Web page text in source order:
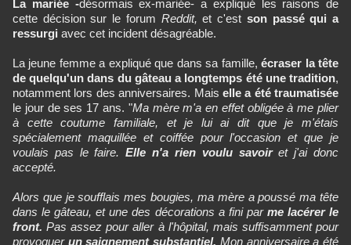
La mariée -désormais ex-mariée- a expliqué les raisons de
cette décision sur le forum Reddit, et c'est son passé qui a
ressurgi avec cet incident désagréable.
La jeune femme a expliqué que dans sa famille,écraser la tête
de quelqu'un dans du gâteau a longtemps été une tradition,
notamment lors des anniversaires. Mais elle a été traumatisée
le jour de ses 17 ans. "Ma mère m'a en effet obligée à me plier
à cette coutume familiale, et je lui ai dit que je m'étais
spécialement maquillée et coiffée pour l'occasion et que je
voulais pas le faire. Elle n'a rien voulu savoiret j'ai donc
accepté.
Alors que je soufflais mes bougies, ma mère a poussé ma tête
dans le gâteau, et une des décorations a fini par me lacérer le
front.Pas assez pour aller à l'hôpital, mais suffisamment pour
provoquer un saignement substantiel. Mon anniversaire a été